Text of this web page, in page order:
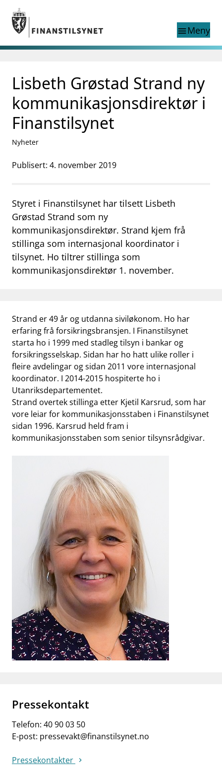
Gå til hovedinnhold
Gå til søkesiden
menuMeny
nettstedet
language
English
exist in English
English home page
Tilsyn
Aktuelt
Finanstilsynets registre
mail_outlineKontakt oss
work_outlineJobb hos oss
dashboardInformasjon for investorer
Abonner på nyhetsvarsel
Lisbeth Grøstad Strand ny
kommunikasjonsdirektør i
Finanstilsynet
Nyheter
Publisert: 4. november 2019
Styret i Finanstilsynet har tilsett Lisbeth
Grøstad Strand som ny
kommunikasjonsdirektør. Strand kjem frå
stillinga som internasjonal koordinator i
tilsynet. Ho tiltrer stillinga som
kommunikasjonsdirektør 1. november.
Strand er 49 år og utdanna siviløkonom. Ho har
erfaring frå forsikringsbransjen. I Finanstilsynet
starta ho i 1999 med stadleg tilsyn i bankar og
forsikringsselskap. Sidan har ho hatt ulike roller i
fleire avdelingar og sidan 2011 vore internasjonal
koordinator. I 2014-2015 hospiterte ho i
Utanriksdepartementet.
Strand overtek stillinga etter Kjetil Karsrud, som har
vore leiar for kommunikasjonsstaben i Finanstilsynet
sidan 1996. Karsrud held fram i
kommunikasjonsstaben som senior tilsynsrådgivar.
Pressekontakt
Telefon: 40 90 03 50
E-post: pressevakt@finanstilsynet.no
Pressekontakter